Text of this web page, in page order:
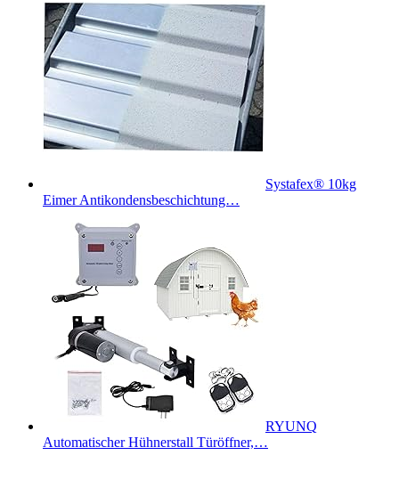
Systafex® 10kg
Eimer Antikondensbeschichtung…
RYUNQ
Automatischer Hühnerstall Türöffner,…